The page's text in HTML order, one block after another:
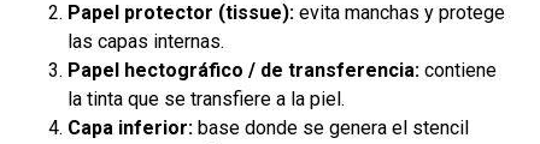
Papel protector (tissue): evita manchas y protege
las capas internas.
Papel hectográfico / de transferencia: contiene
la tinta que se transfiere a la piel.
Capa inferior: base donde se genera el stencil